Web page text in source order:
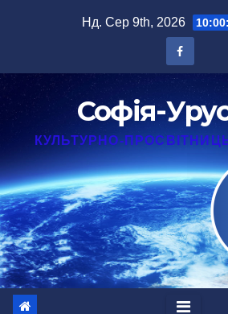
Нд. Сер 9th, 2026
Софія-
КУЛЬТУРНО-